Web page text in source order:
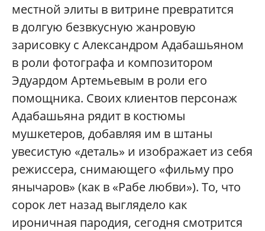
местной элиты в витрине превратится
в долгую безвкусную жанровую
зарисовку с Александром Адабашьяном
в роли фотографа и композитором
Эдуардом Артемьевым в роли его
помощника. Своих клиентов персонаж
Адабашьяна рядит в костюмы
мушкетеров, добавляя им в штаны
увесистую «деталь» и изображает из себя
режиссера, снимающего «фильму про
янычаров» (как в «Рабе любви»). То, что
сорок лет назад выглядело как
ироничная пародия, сегодня смотрится